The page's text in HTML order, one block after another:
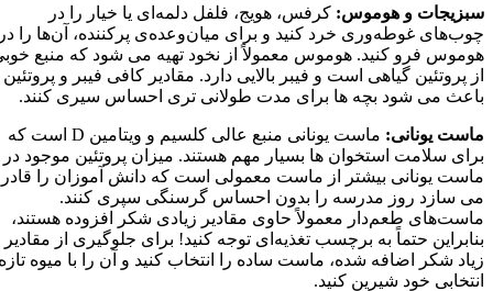
سبزیجات و هوموس: کرفس، هویج، فلفل دلمه‌ای یا خیار را در
چوب‌های غوطه‌وری خرد کنید و برای میان‌وعده‌ی پرکننده، آن‌ها را
هوموس فرو کنید. هوموس معمولاً از نخود تهیه می شود که منبع
از پروتئین گیاهی است و فیبر بالایی دارد. مقادیر کافی فیبر و پروتئین
باعث می شود بچه ها برای مدت طولانی تری احساس سیری کنند.
ماست یونانی:
ماست یونانی منبع عالی کلسیم و ویتامین D است که
برای سلامت استخوان ها بسیار مهم هستند. میزان پروتئین موجود در
ماست یونانی بیشتر از ماست معمولی است که دانش آموزان را قادر
می سازد روز مدرسه را بدون احساس گرسنگی سپری کنند.
ماست‌های طعم‌دار معمولاً حاوی مقادیر زیادی شکر افزوده هستند،
بنابراین حتماً به برچسب تغذیه‌ای توجه کنید! برای جلوگیری از مقادیر
زیاد شکر اضافه شده، ماست ساده را انتخاب کنید و آن را با میوه
انتخابی خود شیرین کنید.